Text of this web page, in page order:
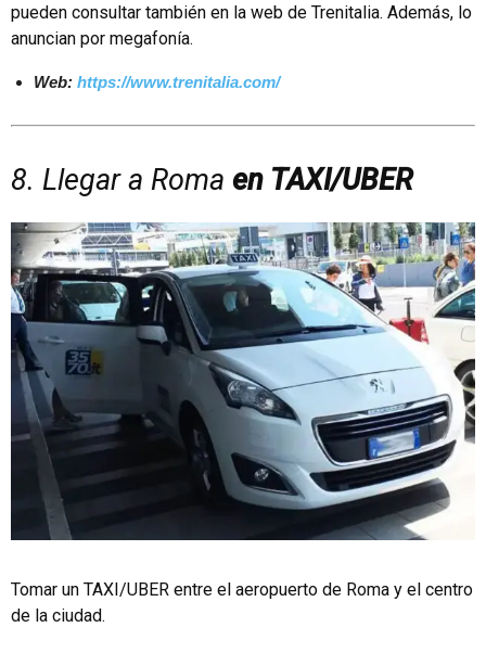
pueden consultar también en la web de Trenitalia. Además, lo
anuncian por megafonía.
Web: https://www.trenitalia.com/
8. Llegar a Roma en TAXI/UBER
Tomar un TAXI/UBER entre el aeropuerto de Roma y el centro
de la ciudad.